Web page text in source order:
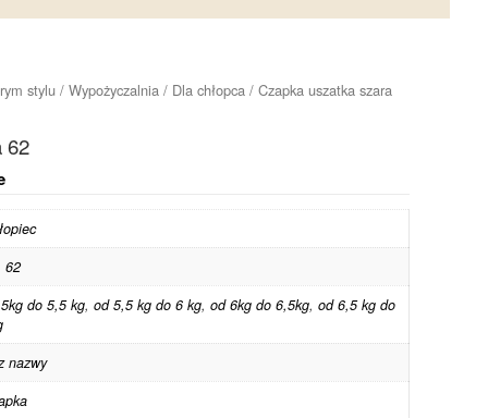
stylu / Wypożyczalnia / Dla chłopca / Czapka uszatka szara
62
62
do 5,5 kg, od 5,5 kg do 6 kg, od 6kg do 6,5kg, od 6,5 kg do
nazwy